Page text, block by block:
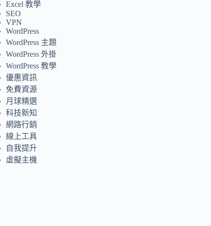
Excel 教學
SEO
VPN
WordPress
WordPress 主題
WordPress 外掛
WordPress 教學
優惠資訊
免費資源
月球精選
科技新知
網路行銷
線上工具
自我提升
虛擬主機